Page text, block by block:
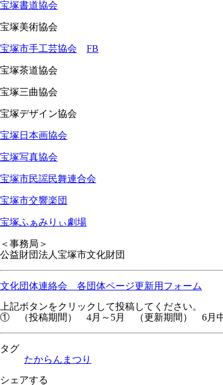
宝塚書道協会
宝塚美術協会
宝塚市手工芸協会 FB
宝塚茶道協会
宝塚三曲協会
宝塚デザイン協会
宝塚日本画協会
宝塚写真協会
宝塚市民謡民舞連合会
宝塚市交響楽団
宝塚ふぁみりぃ劇場
＜事務局＞
公益財団法人宝塚市文化財団
文化団体連絡会 各団体ページ更新用フォーム
上記ボタンをクリックして投稿してください。
① （投稿期間） 4月～5月 （更新期間） 6
タグ
たからんまつり
シェアする